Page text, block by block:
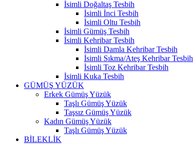
İsimli Doğaltaş Tesbih
İsimli İnci Tesbih
İsimli Oltu Tesbih
İsimli Gümüş Tesbih
İsimli Kehribar Tesbih
İsimli Damla Kehribar Tesbih
İsimli Sıkma/Ateş Kehribar Tesbih
İsimli Toz Kehribar Tesbih
İsimli Kuka Tesbih
GÜMÜŞ YÜZÜK
Erkek Gümüş Yüzük
Taşlı Gümüş Yüzük
Taşsız Gümüş Yüzük
Kadın Gümüş Yüzük
Taşlı Gümüş Yüzük
BİLEKLİK